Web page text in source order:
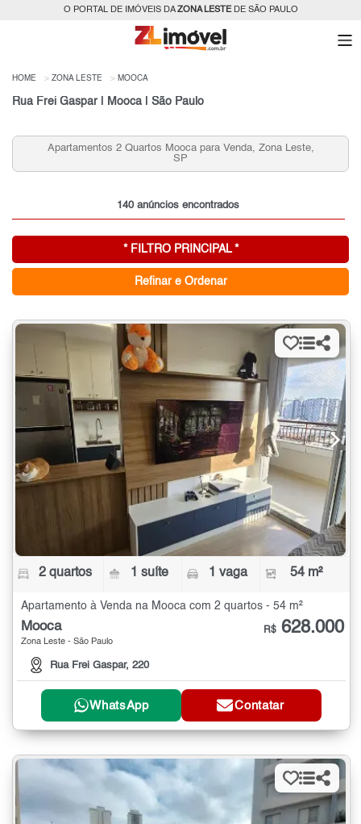
O PORTAL DE IMÓVEIS DAZONA LESTEDE SÃO PAULO
HOME ZONA LESTE MOOCA
Rua Frei Gaspar | Mooca | São Paulo
Aptos 2 Quartos + R$ 400 mil, Mooca, Zona Leste, SP
140 anúncios encontrados
* FILTRO PRINCIPAL *
Refinar e Ordenar
2 quartos 1 suíte 1 vaga 54 m²
Apartamento à Venda na Mooca com 2 quartos - 54 m²
Mooca
Zona Leste - São Paulo
Rua Frei Gaspar, 220
R$ 628.000
WhatsApp Contatar